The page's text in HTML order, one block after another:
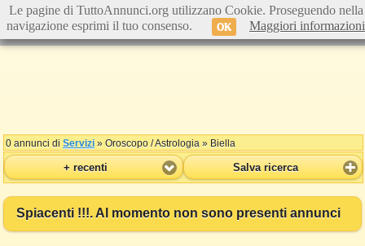
0 annunci di Servizi » Oroscopo / Astrologia » Biella
+ recenti Salva ricerca
Spiacenti !!!. Al momento non sono presenti annunci
Le pagine di TuttoAnnunci.org utilizzano Cookie. Proseguendo nella
navigazione esprimi il tuo consenso.
OK Maggiori informazioni